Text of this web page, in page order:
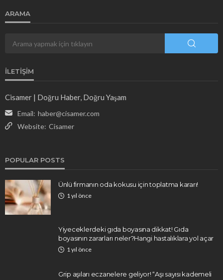
ARAMA
İLETIŞIM
Cisamer | Doğru Haber, Doğru Yaşam
Email: haber@cisamer.com
Website: Cisamer
POPULAR POSTS
Ünlü firmanın oda kokusu için toplatma kararı!
1 yıl önce
Yiyeceklerdeki gıda boyasına dikkat! Gıda
boyasının zararları neler?Hangi hastalıklara yol açar
1 yıl önce
Grip aşıları eczanelere geliyor! “Aşı sayısı kademeli